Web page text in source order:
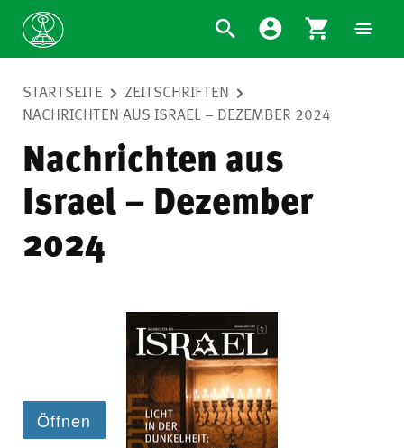
STARTSEITE
ZEITSCHRIFTEN
NACHRICHTEN AUS ISRAEL – DEZEMBER 2024
Nachrichten aus
Israel – Dezember
2024